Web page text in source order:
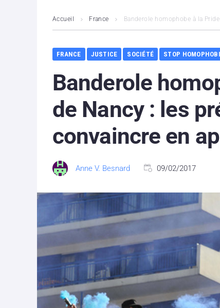
Accueil France Banderole homophobe à la
FRANCE JUSTICE SOCIÉTÉ STOP
Banderole
de Nancy : les
convaincre en
Anne V. Besnard 09/02/2017